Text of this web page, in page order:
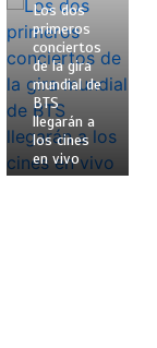
Los dos
primeros
conciertos
de la gira
mundial de
BTS
llegarán a
los cines
en vivo